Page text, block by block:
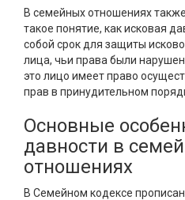
В семейных отношениях
такое понятие, как исковая
собой срок для защиты
лица, чьи права были
это лицо имеет право
прав в принудительном
Основные
давности в
отношениях
В Семейном кодексе